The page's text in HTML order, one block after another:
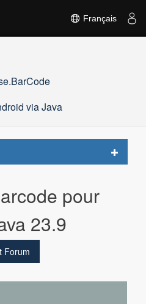
Français
via Java
Toggle
pour
23.9
Forum